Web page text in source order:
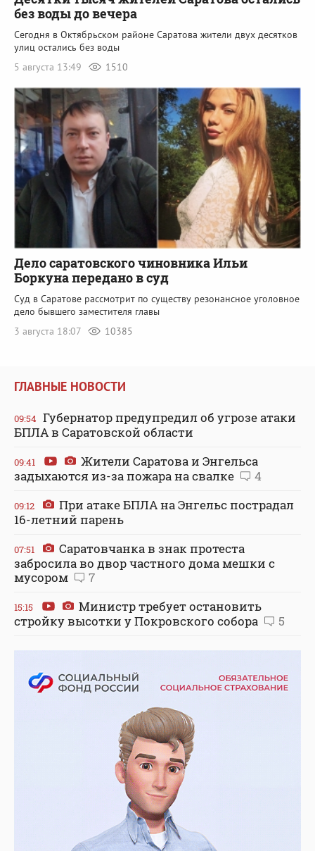
без воды до вечера
Сегодня в Октябрьском районе Саратова жители двух десятков
улиц остались без воды
5 августа 13:49
1510
Дело саратовского чиновника Ильи
Боркуна передано в суд
Суд в Саратове рассмотрит по существу резонансное уголовное
дело бывшего заместителя главы
3 августа 18:07
10385
ГЛАВНЫЕ НОВОСТИ
09:54 Губернатор предупредил об угрозе атаки
БПЛА в Саратовской области
09:41
Жители Саратова и Энгельса
задыхаются из-за пожара на свалке
4
09:12
При атаке БПЛА на Энгельс пострадал
16-летний парень
07:51
Саратовчанка в знак протеста
забросила во двор частного дома мешки с
мусором
7
15:15
Министр требует остановить
стройку высотки у Покровского собора
5